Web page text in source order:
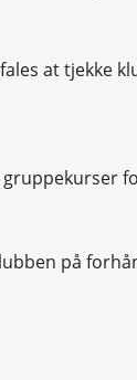
at tjekke
på